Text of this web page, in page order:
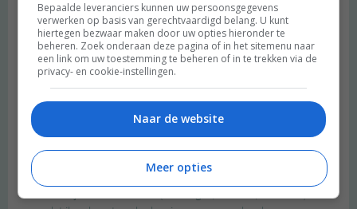
Bepaalde leveranciers kunnen uw persoonsgegevens
verwerken op basis van gerechtvaardigd belang. U kunt
hiertegen bezwaar maken door uw opties hieronder te
beheren. Zoek onderaan deze pagina of in het sitemenu naar
een link om uw toestemming te beheren of in te trekken via de
privacy- en cookie-instellingen.
Naar de website
Meer opties